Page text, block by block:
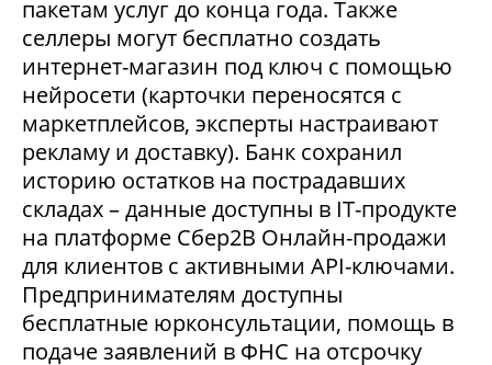
пакетам услуг до конца года. Также
селлеры могут бесплатно создать
интернет-магазин под ключ с помощью
нейросети (карточки переносятся с
маркетплейсов, эксперты настраивают
рекламу и доставку). Банк сохранил
историю остатков на пострадавших
складах – данные доступны в IT-продукте
на платформе Сбер2В Онлайн-продажи
для клиентов с активными API-ключами.
Предпринимателям доступны
бесплатные юрконсультации, помощь в
подаче заявлений в ФНС на отсрочку